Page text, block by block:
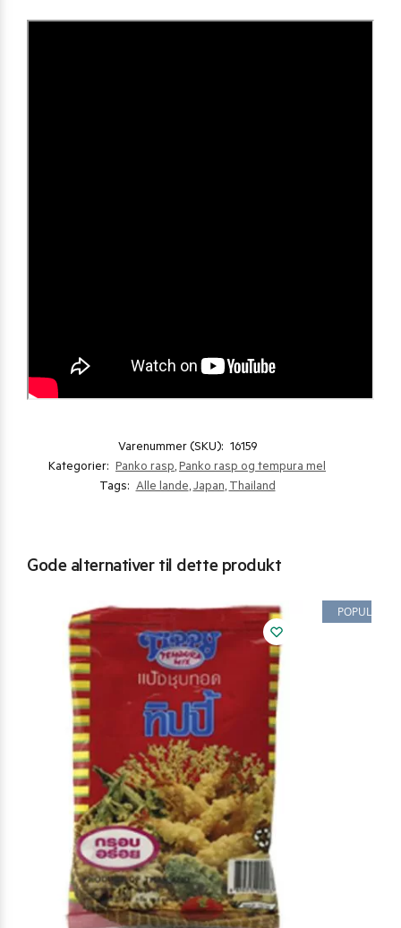
Varenummer (SKU): 16159
Kategorier: Panko rasp, Panko rasp og tempura mel
Tags: Alle lande, Japan, Thailand
Gode alternativer til dette produkt
POPULÆR